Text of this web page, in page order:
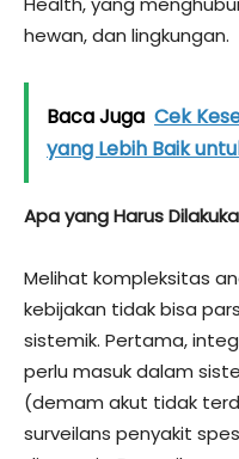
hewan, dan lingkungan.
Baca Juga Cek
yang Lebih Baik
Apa yang Harus
Melihat kompleksitas
kebijakan tidak bisa
sistemik. Pertama,
perlu masuk dalam
(demam akut tidak
surveilans penyakit